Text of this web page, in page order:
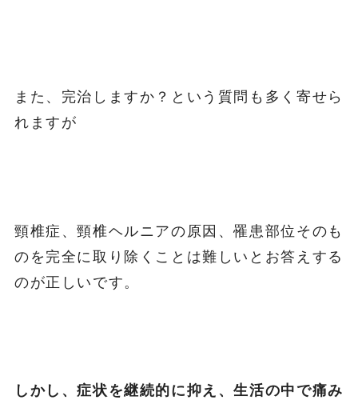
また、完治しますか？という質問も多く寄せら
れますが
頸椎症、頸椎ヘルニアの原因、罹患部位そのも
のを完全に取り除くことは難しいとお答えする
のが正しいです。
しかし、症状を継続的に抑え、生活の中で痛み